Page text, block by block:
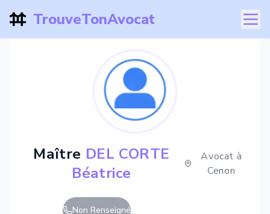
TrouveTonAvocat
Maître DEL CORTE
Béatrice
Avocat à
Cenon
Non Renseigné